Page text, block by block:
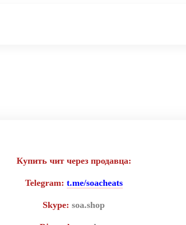
Купить чит через продавца:
Telegram: t.me/soacheats
Skype: soa.shop